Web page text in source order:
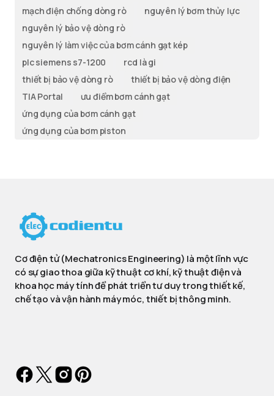
mạch điện chống dòng rò
nguyên lý bơm thủy lực
nguyên lý bảo vệ dòng rò
nguyên lý làm việc của bơm cánh gạt kép
plc siemens s7-1200
rcd là gi
thiết bị bảo vệ dòng rò
thiết bị bảo vệ dòng điện
TIA Portal
ưu điểm bơm cánh gạt
ứng dụng của bơm cánh gạt
ứng dụng của bơm piston
Cơ điện tử (Mechatronics Engineering) là một lĩnh vực
có sự giao thoa giữa kỹ thuật cơ khí, kỹ thuật điện và
khoa học máy tính để phát triển tư duy trong thiết kế,
chế tạo và vận hành máy móc, thiết bị thông minh.